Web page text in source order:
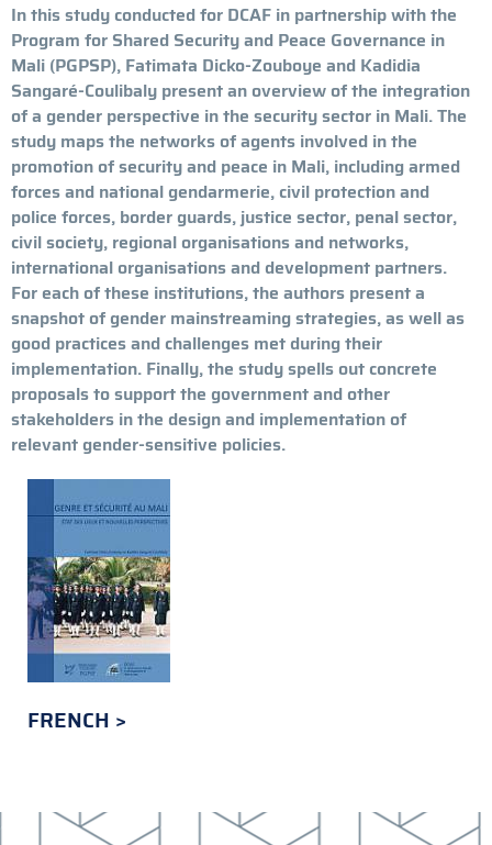
In this study conducted for DCAF in partnership with the
Program for Shared Security and Peace Governance in
Mali (PGPSP), Fatimata Dicko-Zouboye and Kadidia
Sangaré-Coulibaly present an overview of the integration
of a gender perspective in the security sector in Mali. The
study maps the networks of agents involved in the
promotion of security and peace in Mali, including armed
forces and national gendarmerie, civil protection and
police forces, border guards, justice sector, penal sector,
civil society, regional organisations and networks,
international organisations and development partners.
For each of these institutions, the authors present a
snapshot of gender mainstreaming strategies, as well as
good practices and challenges met during their
implementation. Finally, the study spells out concrete
proposals to support the government and other
stakeholders in the design and implementation of
relevant gender-sensitive policies.
FRENCH